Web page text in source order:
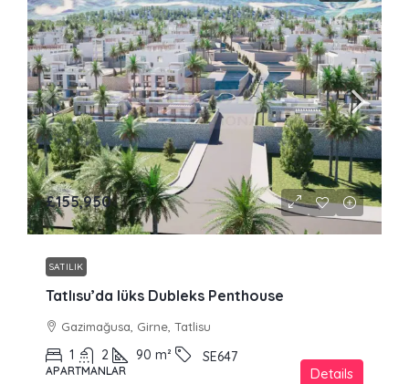
£155,950
SATILIK
Tatlısu’da lüks Dubleks Penthouse
Gazimağusa, Girne, Tatlisu
1 2 90 m² SE647
APARTMANLAR Details